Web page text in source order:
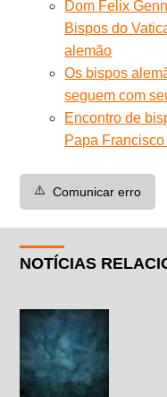
Dom Felix
Bispos do
alemão
Os bispos
seguem com
Encontro de
Papa
⚠️ Comunicar erro
NOTÍCIAS